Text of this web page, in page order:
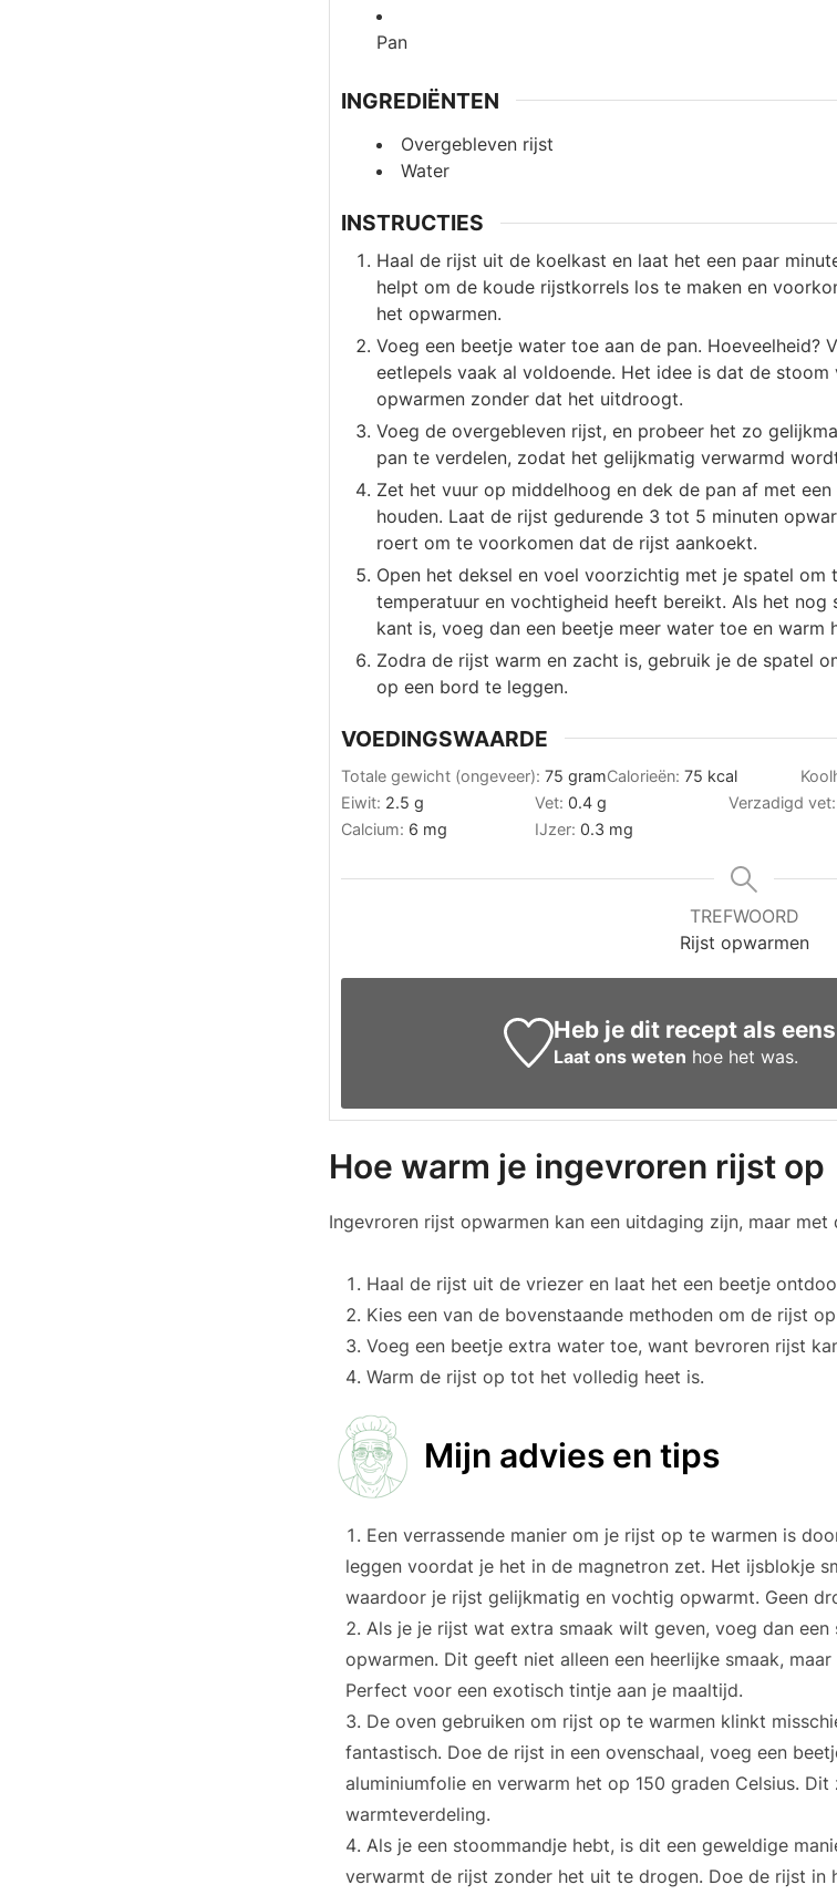
Pan
INGREDIËNTEN
Overgebleven rijst
Water
INSTRUCTIES
Haal de rijst uit de koelkast en laat het een paar
helpt om de koude rijstkorrels los te maken en
het opwarmen.
Voeg een beetje water toe aan de pan. Hoeveelheid?
eetlepels vaak al voldoende. Het idee is dat de
opwarmen zonder dat het uitdroogt.
Voeg de overgebleven rijst, en probeer het zo
pan te verdelen, zodat het gelijkmatig verwarmd
Zet het vuur op middelhoog en dek de pan af met
houden. Laat de rijst gedurende 3 tot 5 minuten
roert om te voorkomen dat de rijst aankoekt.
Open het deksel en voel voorzichtig met je spatel
temperatuur en vochtigheid heeft bereikt. Als het
kant is, voeg dan een beetje meer water toe en warm
Zodra de rijst warm en zacht is, gebruik je de spatel
op een bord te leggen.
VOEDINGSWAARDE
Totale gewicht (ongeveer): 75 gramCalorieën: 75 kcal
Eiwit: 2.5 g Vet: 0.4 g Verzadigd vet:
Calcium: 6 mg IJzer: 0.3 mg
TREFWOORD
Rijst opwarmen
Heb je dit recept als
Laat ons weten hoe het was.
Hoe warm je ingevroren rijst op
Ingevroren rijst opwarmen kan een uitdaging zijn, maar
Haal de rijst uit de vriezer en laat het een beetje
Kies een van de bovenstaande methoden om de rijst
Voeg een beetje extra water toe, want bevroren rijst
Warm de rijst op tot het volledig heet is.
Mijn advies en tips
Een verrassende manier om je rijst op te warmen is
leggen voordat je het in de magnetron zet. Het ijsblokje
waardoor je rijst gelijkmatig en vochtig opwarmt. Geen
Als je je rijst wat extra smaak wilt geven, voeg dan
opwarmen. Dit geeft niet alleen een heerlijke smaak,
Perfect voor een exotisch tintje aan je maaltijd.
De oven gebruiken om rijst op te warmen klinkt
fantastisch. Doe de rijst in een ovenschaal, voeg een
aluminiumfolie en verwarm het op 150 graden Celsius.
warmteverdeling.
Als je een stoommandje hebt, is dit een geweldige
verwarmt de rijst zonder het uit te drogen. Doe de rijst in